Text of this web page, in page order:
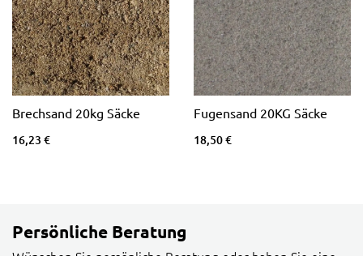
Brechsand 20kg Säcke
16,23 €
Fugensand 20KG Säcke
18,50 €
Persönliche Beratung